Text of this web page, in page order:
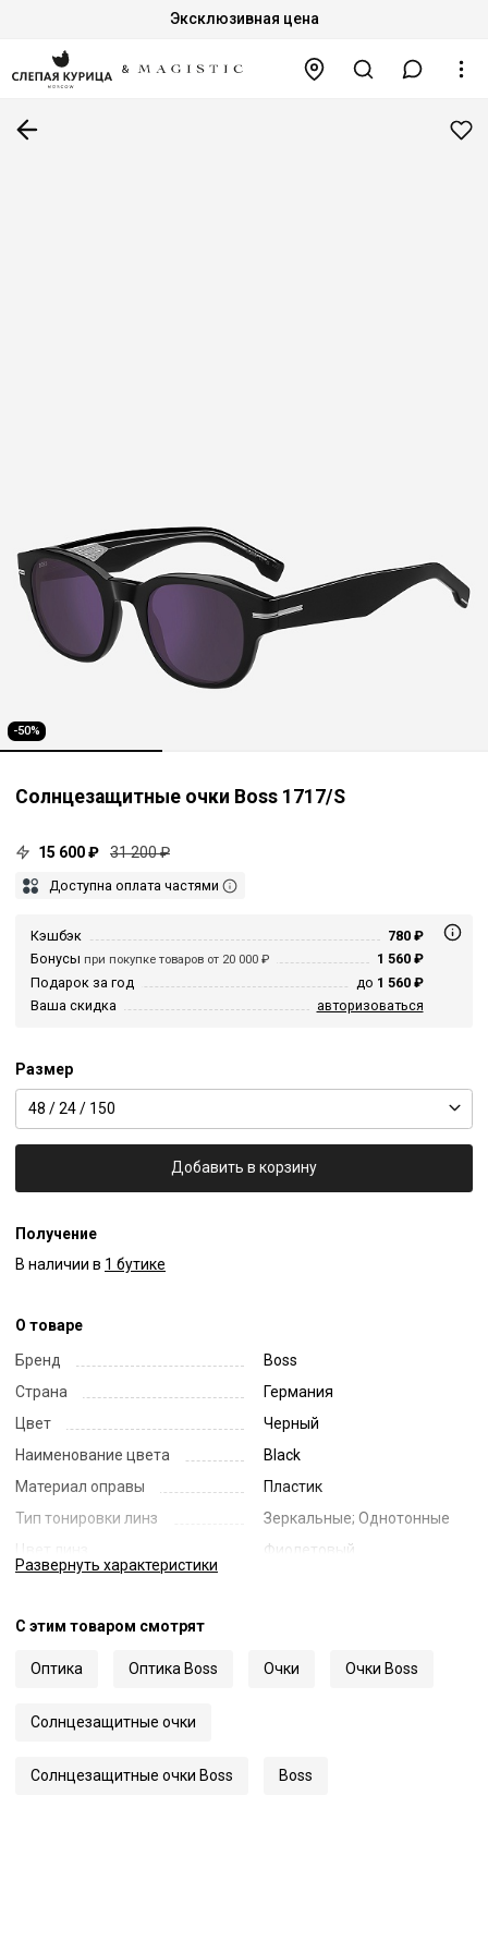
Эксклюзивная цена
-50%
Солнцезащитные очки Boss 1717/S
15 600 ₽ 31 200 ₽
Доступна оплата частями
Кэшбэк
780 ₽
Бонусы при покупке товаров от 20 000 ₽
1 560 ₽
Подарок за год
до 1 560 ₽
Ваша скидка
авторизоваться
Размер
48 / 24 / 150
Добавить в корзину
Получение
В наличии в 1 бутике
О товаре
Бренд
Boss
Страна
Германия
Цвет
Черный
Наименование цвета
Black
Материал оправы
Пластик
Тип тонировки линз
Зеркальные; Однотонные
Фиолетовый
Длина заушника
150
Развернуть характеристики
С этим товаром смотрят
Оптика Оптика Boss Очки Очки Boss
Солнцезащитные очки
Солнцезащитные очки Boss Boss